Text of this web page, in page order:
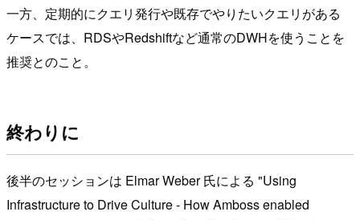
一方、定期的にクエリ発行や既存でやりたいクエリがある
ケースでは、RDSやRedshiftなど通常のDWHを使うことを
推奨とのこと。
終わりに
後半のセッションは Elmar Weber 氏による "Using
Infrastructure to Drive Culture - How Amboss enabled